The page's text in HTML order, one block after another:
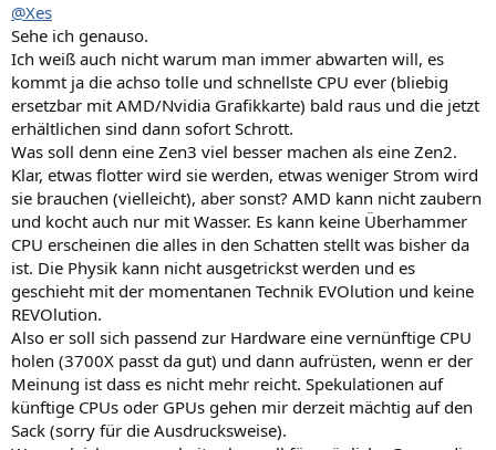
:
@Xes
Sehe ich genauso.
Ich weiß auch nicht warum man immer abwarten will, es
kommt ja die achso tolle und schnellste CPU ever (bliebig
ersetzbar mit AMD/Nvidia Grafikkarte) bald raus und die jetzt
erhältlichen sind dann sofort Schrott.
Was soll denn eine Zen3 viel besser machen als eine Zen2.
Klar, etwas flotter wird sie werden, etwas weniger Strom wird
sie brauchen (vielleicht), aber sonst? AMD kann nicht zaubern
und kocht auch nur mit Wasser. Es kann keine Überhammer
CPU erscheinen die alles in den Schatten stellt was bisher da
ist. Die Physik kann nicht ausgetrickst werden und es
geschieht mit der momentanen Technik EVOlution und keine
REVOlution.
Also er soll sich passend zur Hardware eine vernünftige CPU
holen (3700X passt da gut) und dann aufrüsten, wenn er der
Meinung ist dass es nicht mehr reicht. Spekulationen auf
künftige CPUs oder GPUs gehen mir derzeit mächtig auf den
Sack (sorry für die Ausdrucksweise).